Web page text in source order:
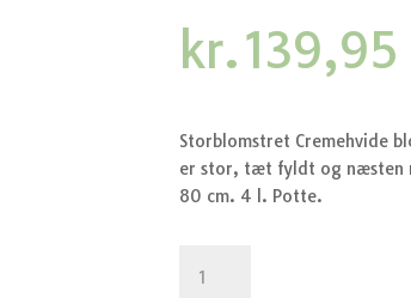
kr.139,95
Storblomstret Cremehvide
er stor, tæt fyldt og næsten
80 cm. 4 l. Potte.
Nostalgie